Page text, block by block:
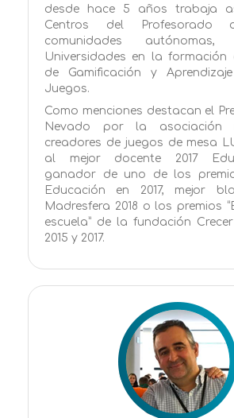
desde hace 5 años trabaja
Centros del Profesorado
comunidades
Universidades en la formación
de Gamificación y
Juegos.
Como menciones destacan el
Nevado por la asociación
creadores de juegos de mesa
al mejor docente 2017
ganador de uno de los
Educación en 2017, mejor
Madresfera 2018 o los premios
escuela” de la fundación
2015 y 2017.